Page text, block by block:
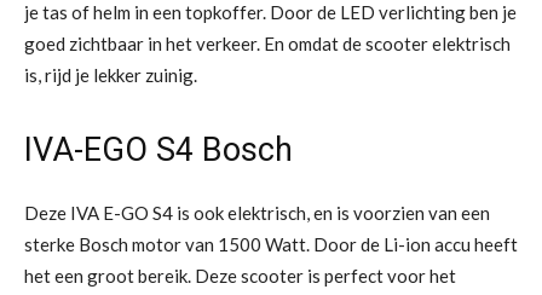
je tas of helm in een topkoffer. Door de LED verlichting ben je
goed zichtbaar in het verkeer. En omdat de scooter elektrisch
is, rijd je lekker zuinig.
IVA-EGO S4 Bosch
Deze IVA E-GO S4 is ook elektrisch, en is voorzien van een
sterke Bosch motor van 1500 Watt. Door de Li-ion accu heeft
het een groot bereik. Deze scooter is perfect voor het